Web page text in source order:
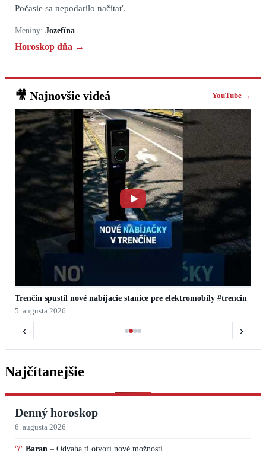
Počasie sa nepodarilo načítať.
Meniny: Jozefína
Horoskop dňa →
🎥 Najnovšie videá YouTube →
Trenčín spustil nové nabíjacie stanice pre elektromobily #trencin
5. augusta 2026
‹ ›
Najčítanejšie
Denný horoskop
6. augusta 2026
♈ Baran – Odvaha ti otvorí nové možnosti.